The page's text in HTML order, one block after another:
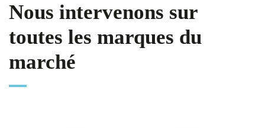
Nous intervenons sur
toutes les marques du
marché